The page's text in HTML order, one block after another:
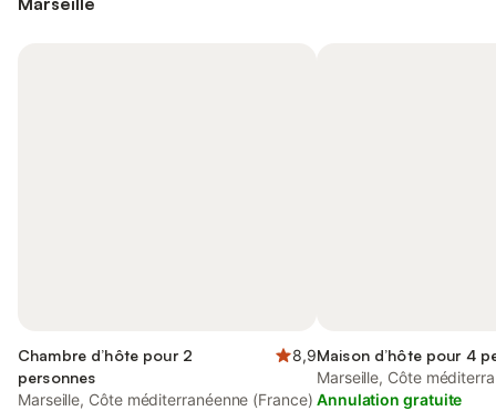
Chambre d’hôte pour 2
personnes
8,9
Marseille, Côte méditerranéenne (France)
Maison d’hôte pour 4
Marseille, Côte
Annulation gratuite